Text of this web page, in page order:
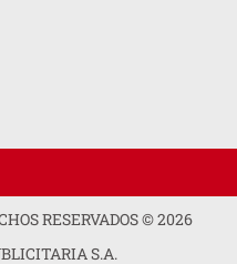
RESERVADOS ©2026
S.A.